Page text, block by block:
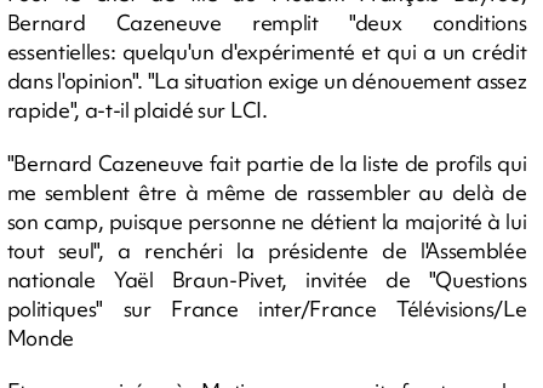
Bernard Cazeneuve remplit "deux conditions
essentielles: quelqu'un d'expérimenté et qui a un crédit
dans l'opinion". "La situation exige un dénouement assez
rapide", a-t-il plaidé sur LCI.
"Bernard Cazeneuve fait partie de la liste de profils qui
me semblent être à même de rassembler au delà de
son camp, puisque personne ne détient la majorité à lui
tout seul", a renchéri la présidente de l'Assemblée
nationale Yaël Braun-Pivet, invitée de "Questions
politiques" sur France inter/France Télévisions/Le
Monde